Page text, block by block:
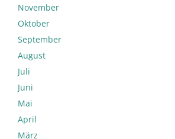
November
Oktober
September
August
Juli
Juni
Mai
April
März